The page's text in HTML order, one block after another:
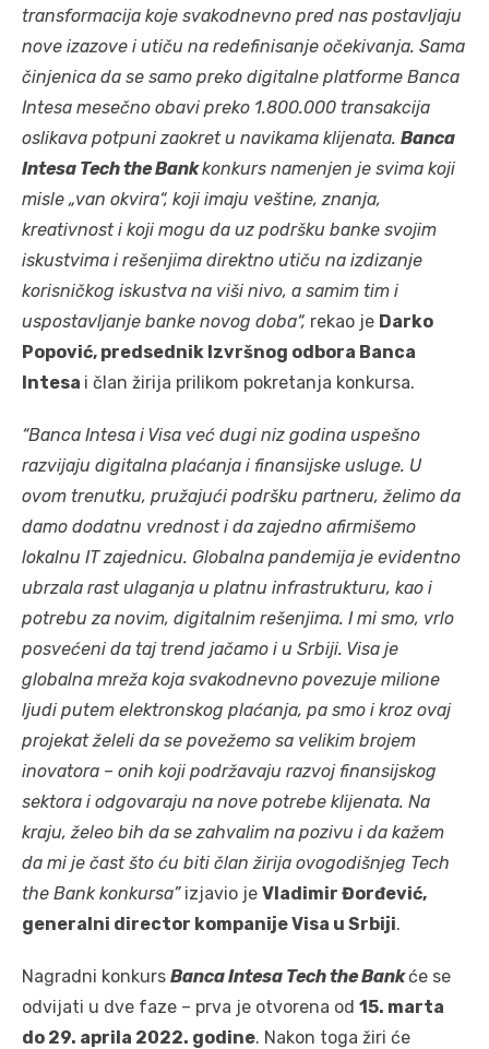
transformacija koje svakodnevno pred nas postavljaju
nove izazove i utiču na redefinisanje očekivanja. Sama
činjenica da se samo preko digitalne platforme Banca
Intesa mesečno obavi preko 1.800.000 transakcija
oslikava potpuni zaokret u navikama klijenata. Banca
Intesa Tech the Bankkonkurs namenjen je svima koji
misle „van okvira“, koji imaju veštine, znanja,
kreativnost i koji mogu da uz podršku banke svojim
iskustvima i rešenjima direktno utiču na izdizanje
korisničkog iskustva na viši nivo, a samim tim i
uspostavljanje banke novog doba“, rekao je Darko
Popović, predsednik Izvršnog odbora Banca
Intesa i član žirija prilikom pokretanja konkursa.
“Banca Intesa i Visa već dugi niz godina uspešno
razvijaju digitalna plaćanja i finansijske usluge. U
ovom trenutku, pružajući podršku partneru, želimo da
damo dodatnu vrednost i da zajedno afirmišemo
lokalnu IT zajednicu. Globalna pandemija je evidentno
ubrzala rast ulaganja u platnu infrastrukturu, kao i
potrebu za novim, digitalnim rešenjima. I mi smo, vrlo
posvećeni da taj trend jačamo i u Srbiji. Visa je
globalna mreža koja svakodnevno povezuje milione
ljudi putem elektronskog plaćanja, pa smo i kroz ovaj
projekat želeli da se povežemo sa velikim brojem
inovatora – onih koji podržavaju razvoj finansijskog
sektora i odgovaraju na nove potrebe klijenata. Na
kraju, želeo bih da se zahvalim na pozivu i da kažem
da mi je čast što ću biti član žirija ovogodišnjeg Tech
the Bank konkursa” izjavio je Vladimir Đorđević,
generalni director kompanije Visa u Srbiji.
Nagradni konkurs Banca Intesa Tech the Bankće se
odvijati u dve faze – prva je otvorena od 15. marta
do 29. aprila 2022. godine. Nakon toga žiri će